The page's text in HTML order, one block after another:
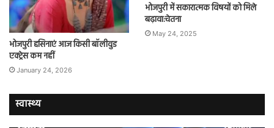
भोजपुरी हसिनाएं आज किसी बॉलीवुड
एक्ट्रेस कम नहीं
January 24, 2026
भोजपुरी में सकारात्मक विषयों को मिले
बढ़ावा:चेतना
May 24, 2025
स्वास्थ्य